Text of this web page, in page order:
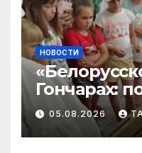
НОВОСТИ
Гончарах: под Лидой
возродили
промысел
льна
05.08.2026